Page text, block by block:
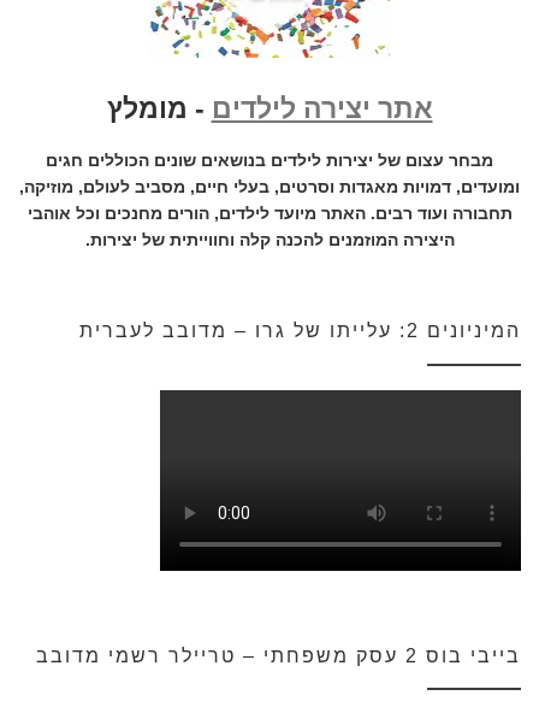
אתר יצירה לילדים - מומלץ
מבחר עצום של יצירות לילדים בנושאים שונים הכוללים חגים
ומועדים, דמויות מאגדות וסרטים, בעלי חיים, מסביב לעולם, מוזיקה,
תחבורה ועוד רבים. האתר מיועד לילדים, הורים מחנכים וכל אוהבי
היצירה המוזמנים להכנה קלה וחווייתית של יצירות.
המיניונים 2: עלייתו של גרו – מדובב לעברית
בייבי בוס 2 עסק משפחתי – טריילר רשמי מדובב